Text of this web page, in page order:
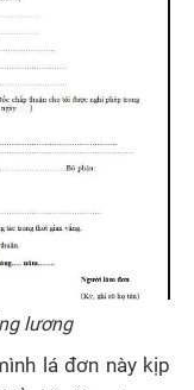
lương
lá đơn này kịp